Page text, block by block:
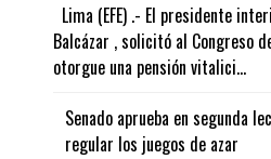
Lima (EFE) .- El presidente
Balcázar , solicitó al Congreso
otorgue una pensión vitalici...
Senado aprueba en segunda
regular los juegos de azar